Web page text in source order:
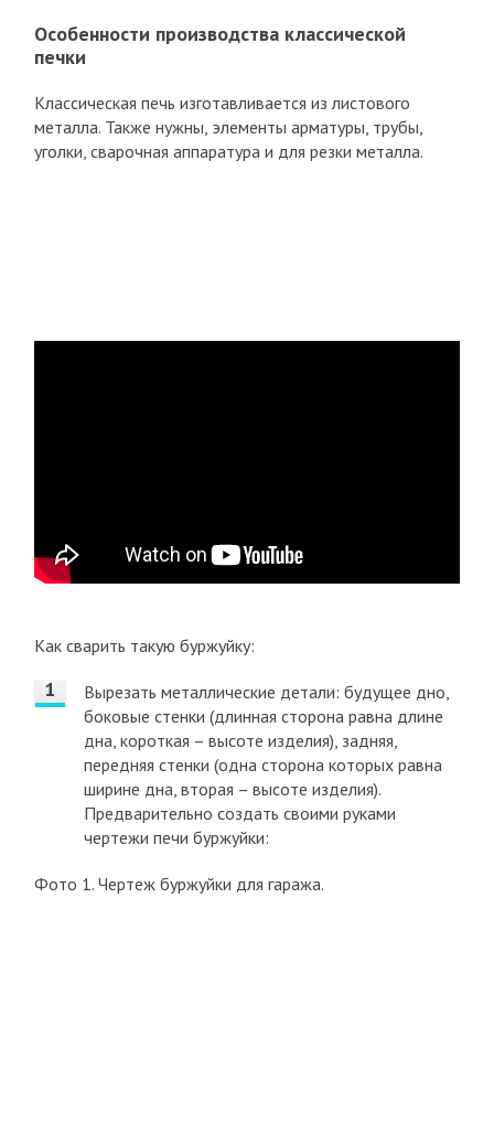
Особенности производства классической
печки
Классическая печь изготавливается из листового
металла. Также нужны, элементы арматуры, трубы,
уголки, сварочная аппаратура и для резки металла.
Как сварить такую буржуйку:
Вырезать металлические детали: будущее дно,
боковые стенки (длинная сторона равна длине
дна, короткая – высоте изделия), задняя,
передняя стенки (одна сторона которых равна
ширине дна, вторая – высоте изделия).
Предварительно создать своими руками
чертежи печи буржуйки:
Фото 1. Чертеж буржуйки для гаража.